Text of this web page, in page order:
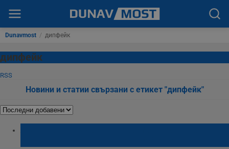
Dunavmost / дипфейк
дипфейк
RSS
Новини и статии свързани с етикет "дипфейк"